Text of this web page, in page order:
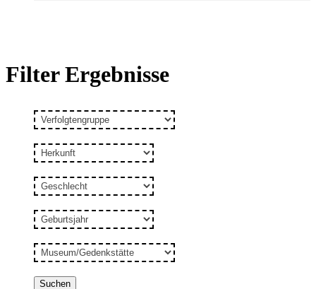
Filter Ergebnisse
Verfolgtengruppe
Herkunft
Geschlecht
Geburtsjahr
Museum/Gedenkstätte